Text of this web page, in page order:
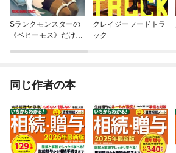
Sランクモンスターの
《ベヒーモス》だけ
クレイジーフードトラ
ック
同じ作者の本